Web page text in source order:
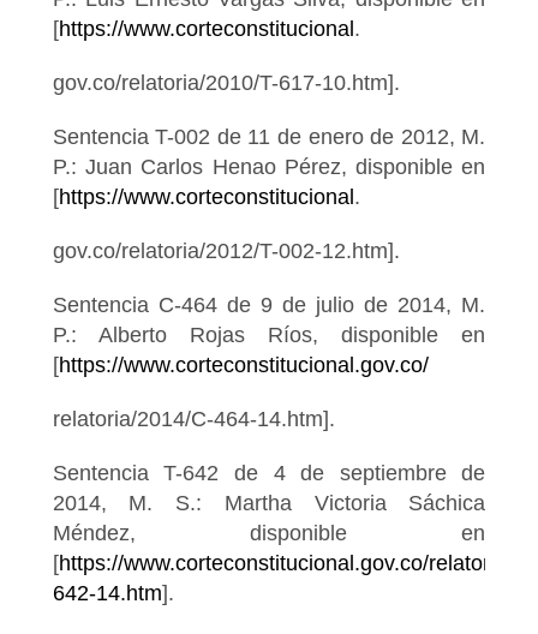
[https://www.corteconstitucional .
gov.co/relatoria/2010/T-617-10.htm].
Sentencia T-002 de 11 de enero de 2012, M.
P.: Juan Carlos Henao Pérez, disponible en
[https://www.corteconstitucional .
gov.co/relatoria/2012/T-002-12.htm].
Sentencia C-464 de 9 de julio de 2014, M.
P.: Alberto Rojas Ríos, disponible en
[https://www.corteconstitucional.gov.co/
relatoria/2014/C-464-14.htm].
Sentencia T-642 de 4 de septiembre de
2014, M. S.: Martha Victoria Sáchica
Méndez, disponible en
[https://www.corteconstitucional.gov.co/relatoria/
642-14.htm].